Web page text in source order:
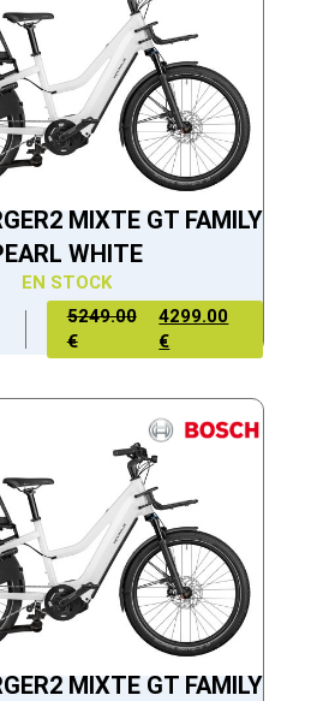
MIXTE GT FAMILY
WHITE
EN STOCK
5249.00
€
4299.00
€
MIXTE GT FAMILY